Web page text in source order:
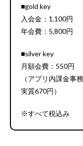
■gold key
入会金：1,100円
年会費：5,800円
■silver key
月額会費：550円
（アプリ内課金事
実質670円）
※すべて税込み